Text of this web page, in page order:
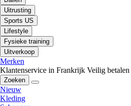
Uitrusting
Sports US
Lifestyle
Fysieke training
Uitverkoop
Merken
Klantenservice in Frankrijk Veilig betalen
Zoeken
Nieuw
Kleding